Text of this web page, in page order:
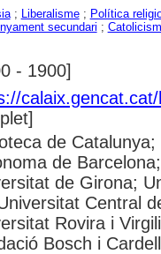
; Liberalisme; Política
secundari ;
- 1900]
de
de
de Girona;
Central
Rovira i
Bosch i